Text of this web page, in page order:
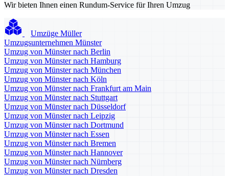
Wir bieten Ihnen einen Rundum-Service für Ihren Umzug
Umzüge Müller
Umzugsunternehmen Münster
Umzug von Münster nach Berlin
Umzug von Münster nach Hamburg
Umzug von Münster nach München
Umzug von Münster nach Köln
Umzug von Münster nach Frankfurt am Main
Umzug von Münster nach Stuttgart
Umzug von Münster nach Düsseldorf
Umzug von Münster nach Leipzig
Umzug von Münster nach Dortmund
Umzug von Münster nach Essen
Umzug von Münster nach Bremen
Umzug von Münster nach Hannover
Umzug von Münster nach Nürnberg
Umzug von Münster nach Dresden